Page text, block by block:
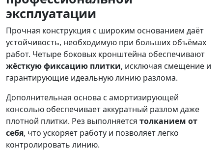
эксплуатации
Прочная конструкция с широким основанием даёт
устойчивость, необходимую при больших объёмах
работ. Четыре боковых кронштейна обеспечивают
жёсткую фиксацию плитки, исключая смещение и
гарантирующие идеальную линию разлома.
Дополнительная основа с амортизирующей
консолью обеспечивает аккуратный разлом даже
плотной плитки. Рез выполняется толканием от
себя, что ускоряет работу и позволяет легко
контролировать линию.